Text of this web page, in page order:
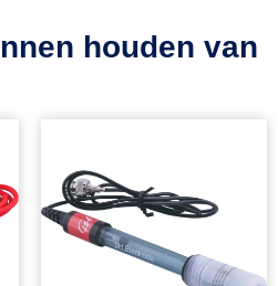
houden van